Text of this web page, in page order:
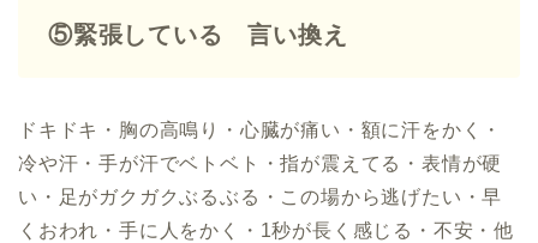
⑤緊張している 言い換え
ドキドキ・胸の高鳴り・心臓が痛い・額に汗をかく・
冷や汗・手が汗でベトベト・指が震えてる・表情が硬
い・足がガクガクぶるぶる・この場から逃げたい・早
くおわれ・手に人をかく・1秒が長く感じる・不安・他